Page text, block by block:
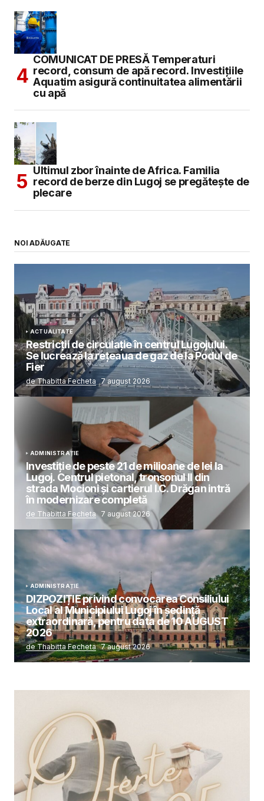
COMUNICAT DE PRESĂ Temperaturi
record, consum de apă record. Investițiile
Aquatim asigură continuitatea alimentării
cu apă
Ultimul zbor înainte de Africa. Familia
record de berze din Lugoj se pregătește de
plecare
NOI ADĂUGATE
ACTUALITATE
Restricții de circulație în centrul Lugojului.
Se lucrează la rețeaua de gaz de la Podul de
Fier
de Thabitta Fecheta 7 august 2026
ADMINISTRAȚIE
Investiție de peste 21 de milioane de lei la
Lugoj. Centrul pietonal, tronsonul II din
strada Mocioni și cartierul I.C. Drăgan intră
în modernizare completă
de Thabitta Fecheta 7 august 2026
ADMINISTRAȚIE
DIZPOZIȚIE privind convocarea Consiliului
Local al Municipiului Lugoj în şedinţă
extraordinară, pentru data de 10 AUGUST
2026
de Thabitta Fecheta 7 august 2026